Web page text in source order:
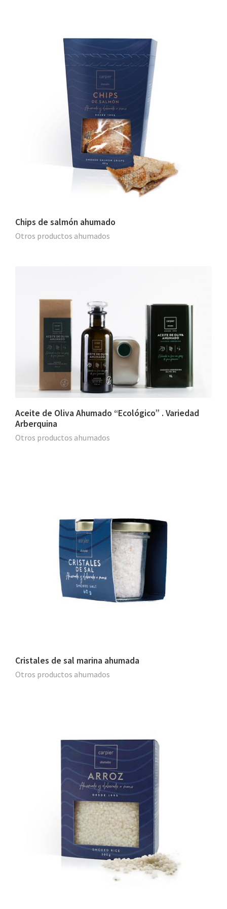
Chips de salmón ahumado
Otros productos ahumados
Aceite de Oliva Ahumado “Ecológico” . Variedad
Arberquina
Otros productos ahumados
Cristales de sal marina ahumada
Otros productos ahumados